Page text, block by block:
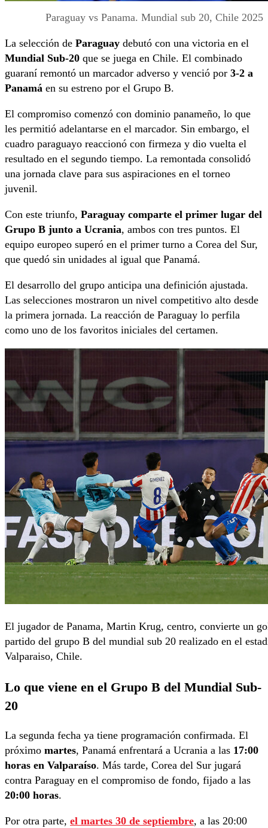
Paraguay vs Panama. Mundial sub 20, Chile 2025
La selección de Paraguay debutó con una victoria en el
Mundial Sub-20 que se juega en Chile. El combinado
guaraní remontó un marcador adverso y venció por 3-2 a
Panamá en su estreno por el Grupo B.
El compromiso comenzó con dominio panameño, lo que
les permitió adelantarse en el marcador. Sin embargo, el
cuadro paraguayo reaccionó con firmeza y dio vuelta el
resultado en el segundo tiempo. La remontada consolidó
una jornada clave para sus aspiraciones en el torneo
juvenil.
Con este triunfo, Paraguay comparte el primer lugar del
Grupo B junto a Ucrania, ambos con tres puntos. El
equipo europeo superó en el primer turno a Corea del Sur,
que quedó sin unidades al igual que Panamá.
El desarrollo del grupo anticipa una definición ajustada.
Las selecciones mostraron un nivel competitivo alto desde
la primera jornada. La reacción de Paraguay lo perfila
como uno de los favoritos iniciales del certamen.
El jugador de Panama, Martin Krug, centro, convierte un
partido del grupo B del mundial sub 20 realizado en el
Valparaiso, Chile.
Lo que viene en el Grupo B del Mundial Sub-
20
La segunda fecha ya tiene programación confirmada. El
próximo martes, Panamá enfrentará a Ucrania a las 17:00
horas en Valparaíso. Más tarde, Corea del Sur jugará
contra Paraguay en el compromiso de fondo, fijado a las
20:00 horas.
Por otra parte, el martes 30 de septiembre, a las 20:00